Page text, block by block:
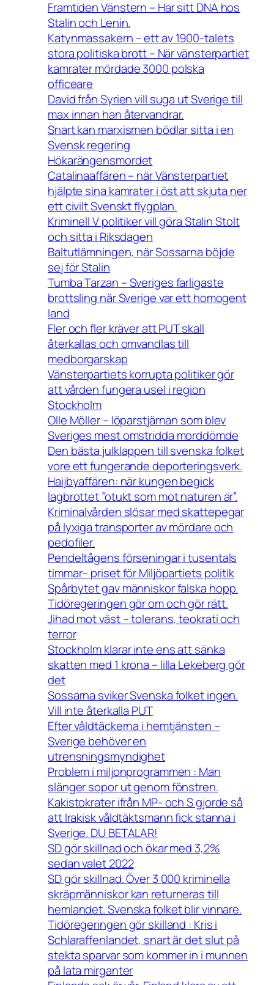
Framtiden Vänstern – Har sitt DNA hos
Stalin och Lenin.
Katynmassakern – ett av 1900-talets
stora politiska brott – När vänsterpartiet
kamrater mördade 3000 polska
officeare
David från Syrien vill suga ut Sverige till
max innan han återvandrar.
Snart kan marxismen bödlar sitta i en
Svensk regering
Hökarängensmordet
Catalinaaffären – när Vänsterpartiet
hjälpte sina kamrater i öst att skjuta ner
ett civilt Svenskt flygplan.
Kriminell V politiker vill göra Stalin Stolt
och sitta i Riksdagen
Baltutlämningen, när Sossarna böjde
sej för Stalin
Tumba Tarzan – Sveriges farligaste
brottsling när Sverige var ett homogent
land
Fler och fler kräver att PUT skall
återkallas och omvandlas till
medborgarskap
Vänsterpartiets korrupta politiker gör
att vården fungera usel i region
Stockholm
Olle Möller – löparstjärnan som blev
Sveriges mest omstridda morddömde
Den bästa julklappen till svenska folket
vore ett fungerande deporteringsverk.
Haijbyaffären: när kungen begick
lagbrottet ”otukt som mot naturen är”.
Kriminalvården slösar med skattepegar
på lyxiga transporter av mördare och
pedofiler.
Pendeltågens förseningar i tusentals
timmar– priset för Miljöpartiets politik
Spårbytet gav människor falska hopp.
Tidöregeringen gör om och gör rätt.
Jihad mot väst – tolerans, teokrati och
terror
Stockholm klarar inte ens att sänka
skatten med 1 krona – lilla Lekeberg gör
det
Sossarna sviker Svenska folket ingen.
Vill inte återkalla PUT
Efter våldtäckerna i hemtjänsten –
Sverige behöver en
utrensningsmyndighet
Problem i miljonprogrammen : Man
slänger sopor ut genom fönstren.
Kakistokrater ifrån MP- och S gjorde så
att Irakisk våldtäktsmann fick stanna i
Sverige. DU BETALAR!
SD gör skillnad och ökar med 3,2%
sedan valet 2022
SD gör skillnad. Över 3 000 kriminella
skräpmänniskor kan returneras till
hemlandet. Svenska folket blir vinnare.
Tidöregeringen gör skilland : Kris i
Schlaraffenlandet, snart är det slut på
stekta sparvar som kommer in i munnen
på lata mirganter